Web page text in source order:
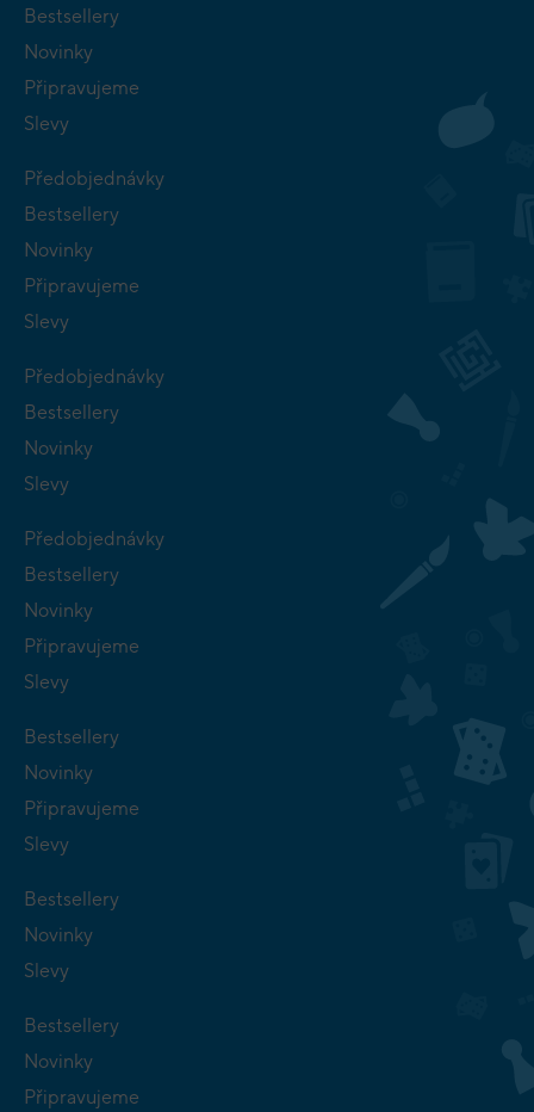
Bestsellery
Novinky
Připravujeme
Slevy
Předobjednávky
Bestsellery
Novinky
Připravujeme
Slevy
Předobjednávky
Bestsellery
Novinky
Slevy
Předobjednávky
Bestsellery
Novinky
Připravujeme
Slevy
Bestsellery
Novinky
Připravujeme
Slevy
Bestsellery
Novinky
Slevy
Bestsellery
Novinky
Připravujeme